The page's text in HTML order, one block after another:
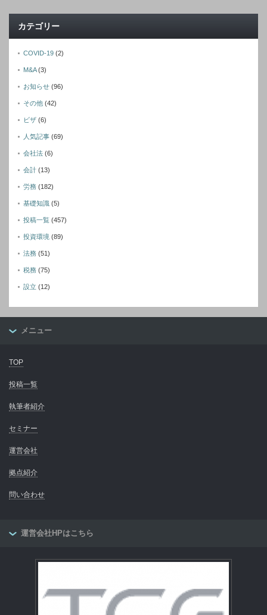
カテゴリー
COVID-19 (2)
M&A(3)
お知らせ (96)
その他 (42)
ビザ (6)
人気記事 (69)
会社法 (6)
会計 (13)
労務 (182)
基礎知識 (5)
投稿一覧 (457)
投資環境 (89)
法務 (51)
税務 (75)
設立 (12)
メニュー
TOP
投稿一覧
執筆者紹介
セミナー
運営会社
拠点紹介
問い合わせ
運営会社HPはこちら